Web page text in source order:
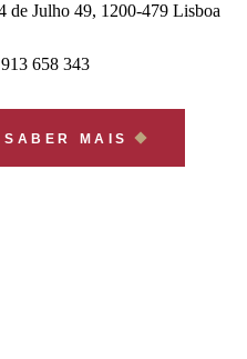
de Julho 49, 1200-479 Lisboa
658 343
SABER MAIS